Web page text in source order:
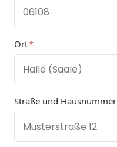
Ort*
Straße und Hausnummer